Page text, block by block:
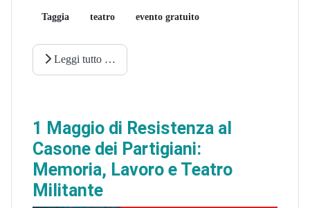
Taggia teatro evento gratuito
Leggi tutto …
1 Maggio di Resistenza al
Casone dei Partigiani:
Memoria, Lavoro e Teatro
Militante